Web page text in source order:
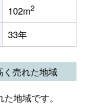
102m2
33年
く売れた地域
地域です。